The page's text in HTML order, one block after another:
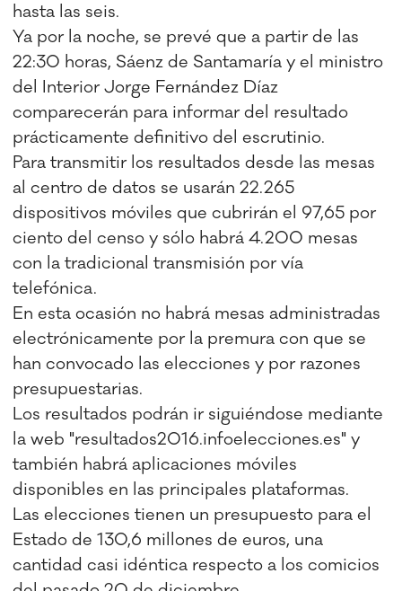
hasta las seis.
Ya por la noche, se prevé que a partir de las
22:30 horas, Sáenz de Santamaría y el ministro
del Interior Jorge Fernández Díaz
comparecerán para informar del resultado
prácticamente definitivo del escrutinio.
Para transmitir los resultados desde las mesas
al centro de datos se usarán 22.265
dispositivos móviles que cubrirán el 97,65 por
ciento del censo y sólo habrá 4.200 mesas
con la tradicional transmisión por vía
telefónica.
En esta ocasión no habrá mesas administradas
electrónicamente por la premura con que se
han convocado las elecciones y por razones
presupuestarias.
Los resultados podrán ir siguiéndose mediante
la web "resultados2016.infoelecciones.es" y
también habrá aplicaciones móviles
disponibles en las principales plataformas.
Las elecciones tienen un presupuesto para el
Estado de 130,6 millones de euros, una
cantidad casi idéntica respecto a los comicios